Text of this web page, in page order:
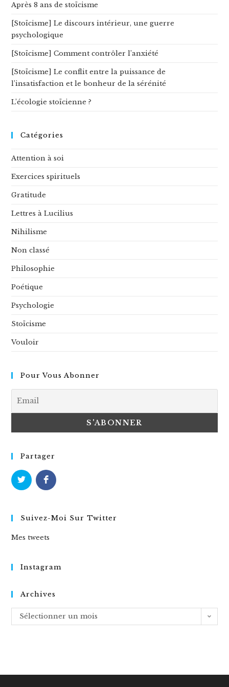
Après 8 ans de stoïcisme
[Stoïcisme] Le discours intérieur, une guerre
psychologique
[Stoïcisme] Comment contrôler l’anxiété
[Stoïcisme] Le conflit entre la puissance de
l’insatisfaction et le bonheur de la sérénité
L’écologie stoïcienne ?
Catégories
Attention à soi
Exercices spirituels
Gratitude
Lettres à Lucilius
Nihilisme
Non classé
Philosophie
Poétique
Psychologie
Stoïcisme
Vouloir
Pour Vous Abonner
Partager
Suivez-Moi Sur Twitter
Mes tweets
Instagram
Archives
Archives
Sélectionner un mois